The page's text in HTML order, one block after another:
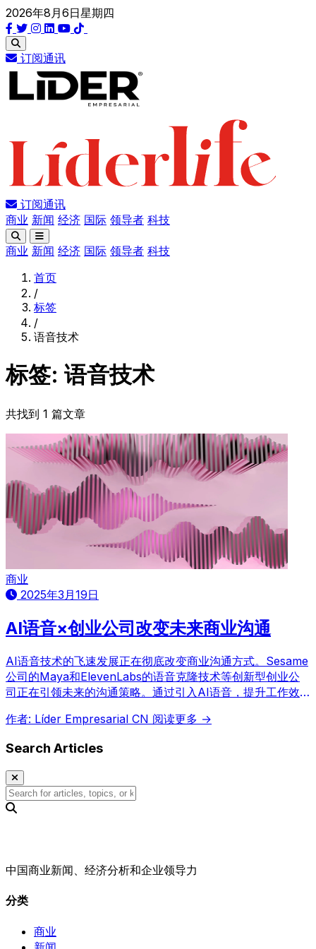
2026年8月6日星期四
订阅通讯
订阅通讯
商业 新闻 经济 国际 领导者 科技
商业 新闻 经济 国际 领导者 科技
首页
/
标签
/
语音技术
标签: 语音技术
共找到 1 篇文章
商业
2025年3月19日
AI语音×创业公司改变未来商业沟通
AI语音技术的飞速发展正在彻底改变商业沟通方式。Sesame
公司的Maya和ElevenLabs的语音克隆技术等创新型创业公
司正在引领未来的沟通策略。通过引入AI语音，提升工作效
作者: Líder Empresarial CN 阅读更多 →
Search Articles
中国商业新闻、经济分析和企业领导力
分类
商业